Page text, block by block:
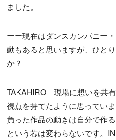
ました。
ーー現在はダンスカンパニー
動もあると思いますが、ひと
か？
TAKAHIRO：現場に想いを共
視点を持てたように思ってい
負った作品の動きは自分で作
という芯は変わらないです。